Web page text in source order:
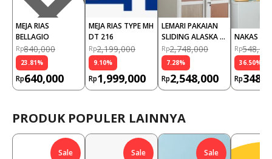
MEJA RIAS
BELLAGIO
Rp840,000
23.81%
Rp640,000
MEJA RIAS TYPE MH
DT 216
Rp2,199,000
9.10%
Rp1,999,000
LEMARI PAKAIAN
SLIDING ALASKA
CATUR 2 PINTU
Rp2,748,000
7.28%
Rp2,548,000
NAKAS
Rp
36.50%
Rp
PRODUK POPULER LAINNYA
Sale Sale Sale